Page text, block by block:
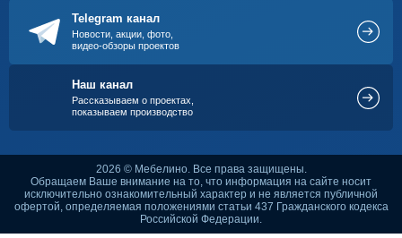
Telegram канал
Новости, акции, фото,
видео-обзоры проектов
Наш канал
Рассказываем о проектах,
показываем производство
2026 © Мебелино. Все права защищены.
Обращаем Ваше внимание на то, что информация на сайте носит
исключительно ознакомительный характер и не является публичной
офертой, определяемая положениями статьи 437 Гражданского кодекса
Российской Федерации.